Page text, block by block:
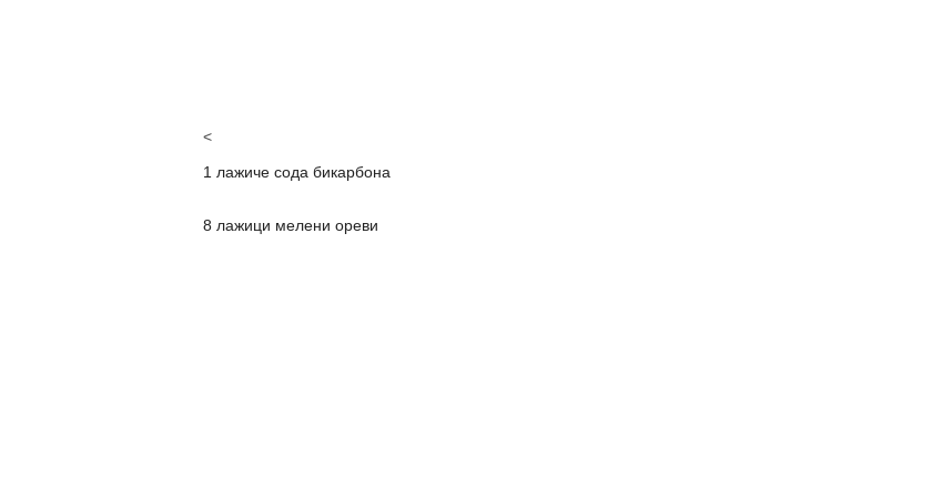
<
1 лажиче сода бикарбона
8 лажици мелени ореви